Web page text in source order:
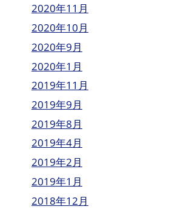
2020年11月
2020年10月
2020年9月
2020年1月
2019年11月
2019年9月
2019年8月
2019年4月
2019年2月
2019年1月
2018年12月